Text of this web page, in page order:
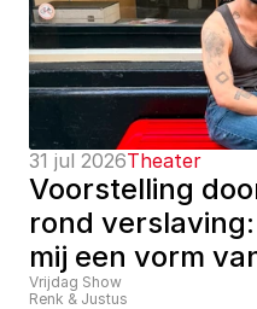
31 jul 2026Theater
Voorstelling
rond
mij een vorm
Vrijdag Show
Renk & Justus